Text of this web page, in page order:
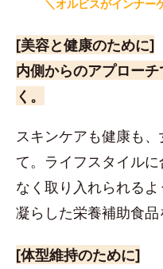
＼オルビスがインナー
[美容と健康のために]
内側からのアプロー
く。
スキンケアも健康も
て。ライフスタイル
なく取り入れられる
凝らした栄養補助食品
[体型維持のために]